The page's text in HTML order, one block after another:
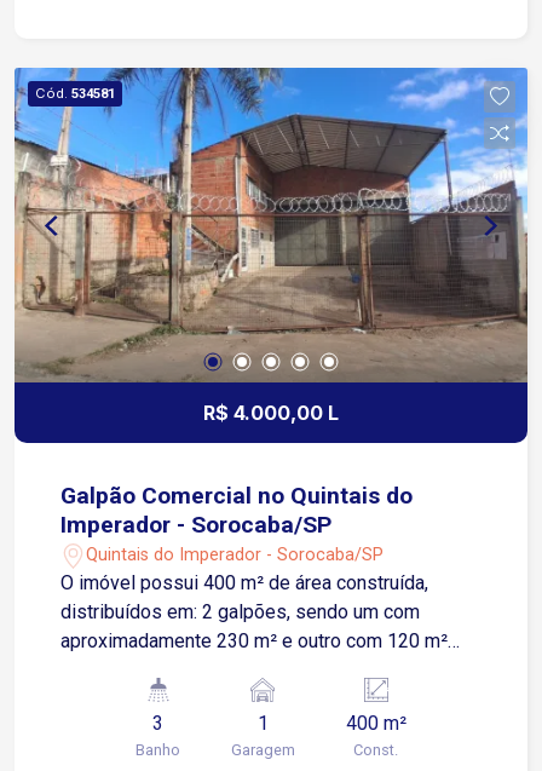
Aproximadamente 6 minutos do Tauste
Supermercados Aproximadamente 8 minutos do
Sam`s Club Região com ampla oferta de
supermercados, farmácias, escolas, academias,
restaurantes, padarias e diversos comércios e
serviços Condomínio Portaria 24 horas Piscina
Academia Salão de festas Espaço gourmet
Playground
Cód. 534581
R$ 4.000,00 L
Galpão Comercial no Quintais do
Imperador - Sorocaba/SP
Quintais do Imperador - Sorocaba/SP
O imóvel possui 400 m² de área construída,
distribuídos em: 2 galpões, sendo um com
aproximadamente 230 m² e outro com 120 m²
Banheiros e vestiário Lavabo no galpão dos
fundos Plataforma para carga e descarga de
caminhões Sua localização é um grande
3
Banho
1
Garagem
400 m²
Const.